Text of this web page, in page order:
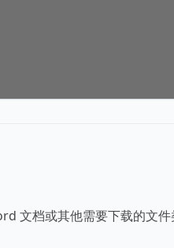
文档或其他需要下载的文